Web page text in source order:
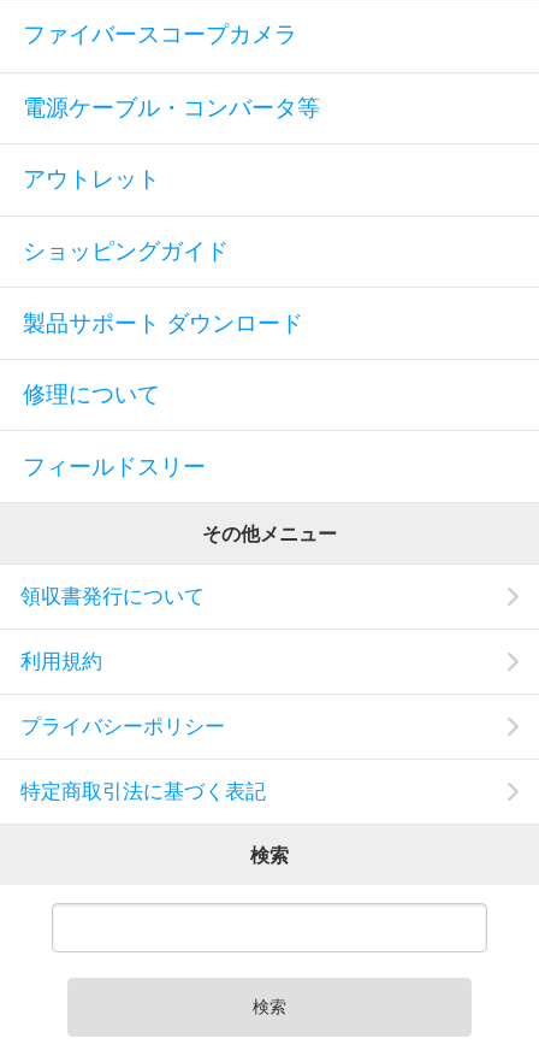
ファイバースコープカメラ
電源ケーブル・コンバータ等
アウトレット
ショッピングガイド
製品サポート ダウンロード
修理について
フィールドスリー
その他メニュー
領収書発行について
利用規約
プライバシーポリシー
特定商取引法に基づく表記
検索
検索